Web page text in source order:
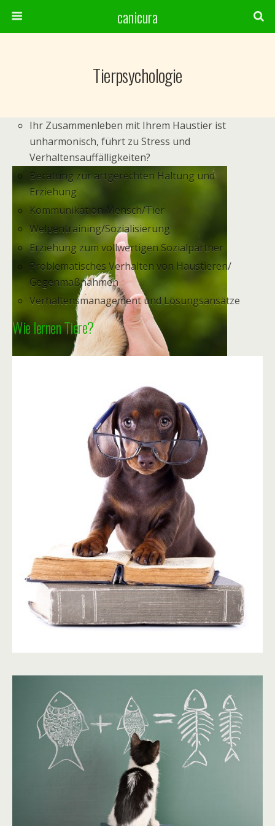
canicura
Tierpsychologie
Tierverhaltenstherapie
Ihr Zusammenleben mit Ihrem Haustier ist
unharmonisch, führt zu Stress und
Verhaltensauffälligkeiten?
Beratung zur artgerechten Haltung und
Erziehung
Kommunikation Mensch/Tier
Welpentraining/Sozialisierung
Erziehung zum vollwertigen Sozialpartner
Problematisches Verhalten von Haustieren/
Gegenmaßnahmen
Verhaltensmanagement und Lösungsansätze
Wie lernen Tiere?